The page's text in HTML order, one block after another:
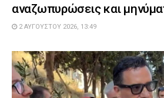
αναζωπυρώσεις και
2 ΑΥΓΟΎΣΤΟΥ 2026, 13:49